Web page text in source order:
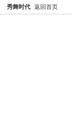
秀舞时代 返回首页